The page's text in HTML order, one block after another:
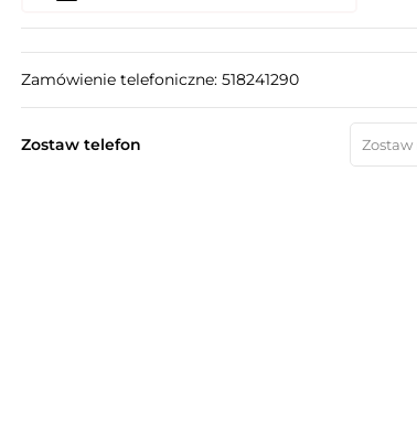
Zamówienie telefoniczne: 518241290
Zostaw telefon